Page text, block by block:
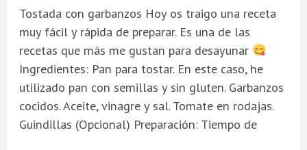
Tostada con garbanzos Hoy os traigo una receta
muy fácil y rápida de preparar. Es una de las
recetas que más me gustan para desayunar
Ingredientes: Pan para tostar. En este caso, he
utilizado pan con semillas y sin gluten. Garbanzos
cocidos. Aceite, vinagre y sal. Tomate en rodajas.
Guindillas (Opcional) Preparación: Tiempo de